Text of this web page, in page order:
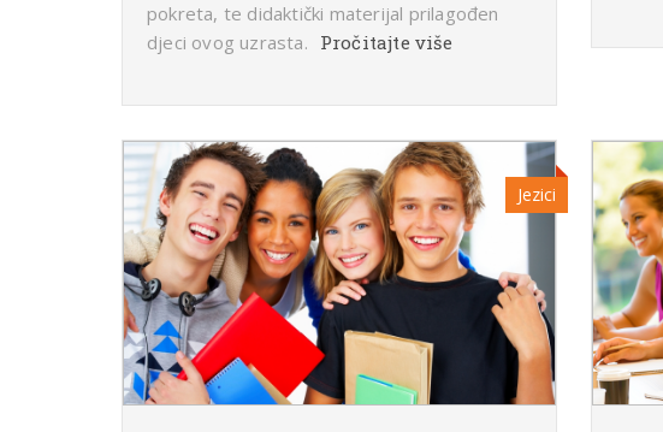
pokreta, te didaktički materijal prilagođen
djeci ovog uzrasta. Pročitajte više
Jezici